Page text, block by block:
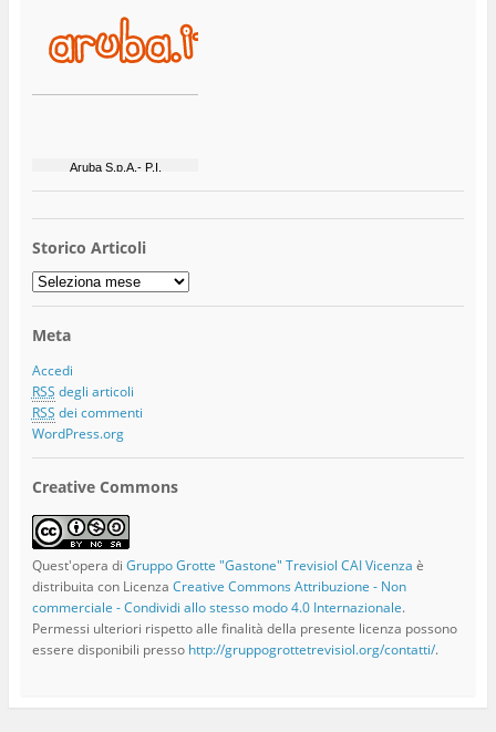
Storico Articoli
Storico
Articoli
Meta
Accedi
RSS degli articoli
RSS dei commenti
WordPress.org
Creative Commons
Quest'opera di Gruppo Grotte "Gastone" Trevisiol CAI Vicenza è
distribuita con Licenza Creative Commons Attribuzione - Non
commerciale - Condividi allo stesso modo 4.0 Internazionale.
Permessi ulteriori rispetto alle finalità della presente licenza possono
essere disponibili presso http://gruppogrottetrevisiol.org/contatti/.